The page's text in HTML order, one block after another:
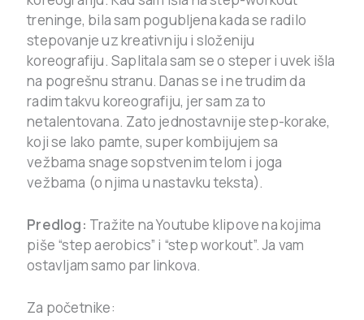
treninge, bila sam pogubljena kada se radilo
stepovanje uz kreativniju i složeniju
koreografiju. Saplitala sam se o steper i uvek išla
na pogrešnu stranu. Danas se i ne trudim da
radim takvu koreografiju, jer sam za to
netalentovana. Zato jednostavnije step-korake,
koji se lako pamte, super kombijujem sa
vežbama snage sopstvenim telom i joga
vežbama (o njima u nastavku teksta).
Predlog: Tražite na Youtube klipove na kojima
piše “step aerobics” i “step workout”. Ja vam
ostavljam samo par linkova.
Za početnike: